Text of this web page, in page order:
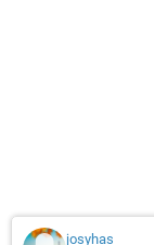
josyhas